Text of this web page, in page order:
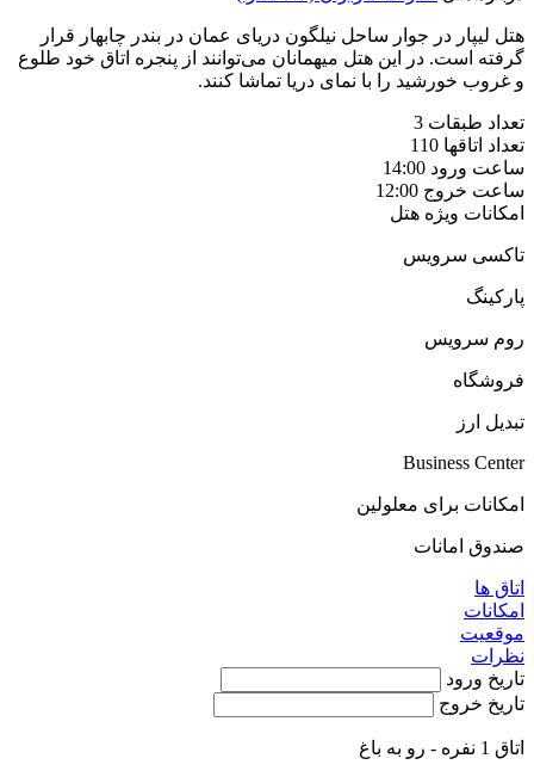
هتل لیپار در جوار ساحل نیلگون دریای عمان در بندر چابهار قرار
گرفته است. در این هتل میهمانان می‌توانند از پنجره اتاق خود طلوع
و غروب خورشید را با نمای دریا تماشا کنند.
تعداد طبقات 3
تعداد اتاقها 110
ساعت ورود 14:00
ساعت خروج 12:00
امکانات ویژه هتل
تاکسی سرویس
پارکینگ
روم سرویس
فروشگاه
تبديل ارز
Business Center
امكانات برای معلولين
صندوق امانات
اتاق ها
امکانات
موقعیت
نظرات
تاریخ ورود
تاریخ خروج
اتاق 1 نفره - رو به باغ